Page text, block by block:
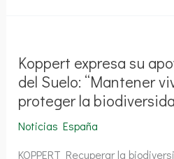
Koppert expresa su
del Suelo: “Mantener
proteger la
Noticias España
KOPPERT Recuperar la
al
Día
Mundial
del
Suelo:
“Mantener
vivo
suelo,